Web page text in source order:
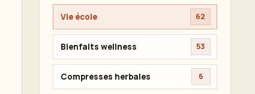
Vie école 62
Bienfaits wellness 53
Compresses herbales 6